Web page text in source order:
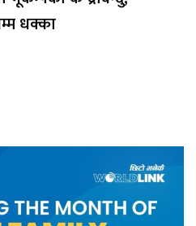
धक्का